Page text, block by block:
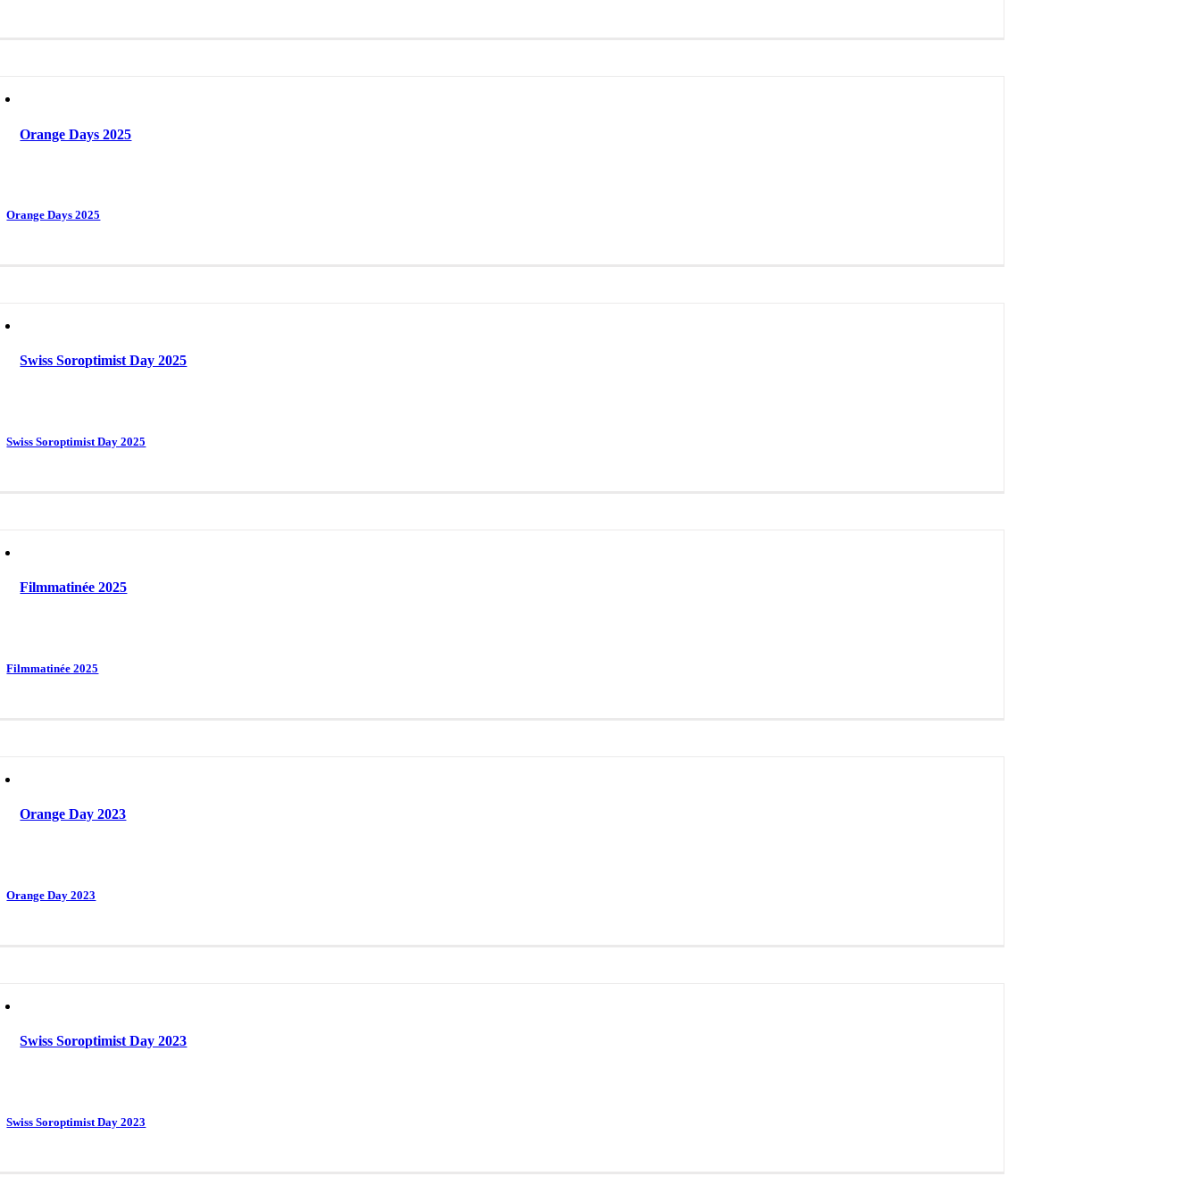
Orange Days 2025
Orange Days 2025
Swiss Soroptimist Day 2025
Swiss Soroptimist Day 2025
Filmmatinée 2025
Filmmatinée 2025
Orange Day 2023
Orange Day 2023
Swiss Soroptimist Day 2023
Swiss Soroptimist Day 2023